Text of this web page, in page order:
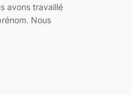
avons travaillé
Nous